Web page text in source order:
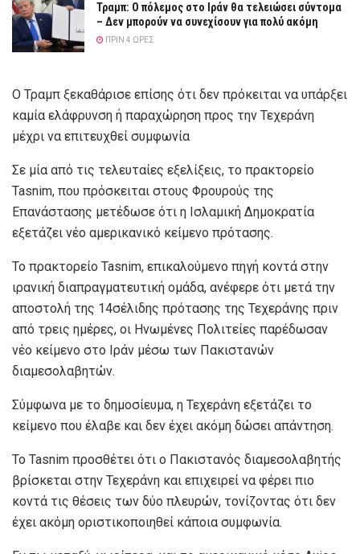
Τραμπ: Ο πόλεμος στο Ιράν θα τελειώσει σύντομα
– Δεν μπορούν να συνεχίσουν για πολύ ακόμη
ΠΡΙΝ 4 ΏΡΕΣ
Ο Τραμπ ξεκαθάρισε επίσης ότι δεν πρόκειται να υπάρξει
καμία ελάφρυνση ή παραχώρηση προς την Τεχεράνη
μέχρι να επιτευχθεί συμφωνία
Σε μία από τις τελευταίες εξελίξεις, το πρακτορείο
Tasnim, που πρόσκειται στους Φρουρούς της
Επανάστασης μετέδωσε ότι η Ισλαμική Δημοκρατία
εξετάζει νέο αμερικανικό κείμενο πρότασης.
Το πρακτορείο Tasnim, επικαλούμενο πηγή κοντά στην
ιρανική διαπραγματευτική ομάδα, ανέφερε ότι μετά την
αποστολή της 14σέλιδης πρότασης της Τεχεράνης πριν
από τρεις ημέρες, οι Ηνωμένες Πολιτείες παρέδωσαν
νέο κείμενο στο Ιράν μέσω των Πακιστανών
διαμεσολαβητών.
Σύμφωνα με το δημοσίευμα, η Τεχεράνη εξετάζει το
κείμενο που έλαβε και δεν έχει ακόμη δώσει απάντηση.
Το Tasnim προσθέτει ότι ο Πακιστανός διαμεσολαβητής
βρίσκεται στην Τεχεράνη και επιχειρεί να φέρει πιο
κοντά τις θέσεις των δύο πλευρών, τονίζοντας ότι δεν
έχει ακόμη οριστικοποιηθεί κάποια συμφωνία.